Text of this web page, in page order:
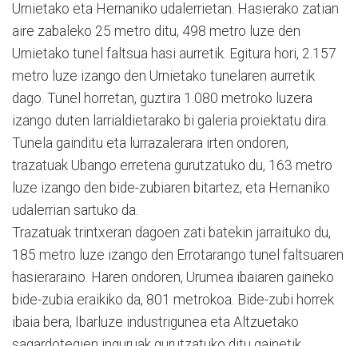
Urnietako eta Hernaniko udalerrietan. Hasierako zatian
aire zabaleko 25 metro ditu, 498 metro luze den
Urnietako tunel faltsua hasi aurretik. Egitura hori, 2.157
metro luze izango den Urnietako tunelaren aurretik
dago. Tunel horretan, guztira 1.080 metroko luzera
izango duten larrialdietarako bi galeria proiektatu dira.
Tunela gainditu eta lurrazalerara irten ondoren,
trazatuak Ubango erretena gurutzatuko du, 163 metro
luze izango den bide-zubiaren bitartez, eta Hernaniko
udalerrian sartuko da.
Trazatuak trintxeran dagoen zati batekin jarraituko du,
185 metro luze izango den Errotarango tunel faltsuaren
hasieraraino. Haren ondoren, Urumea ibaiaren gaineko
bide-zubia eraikiko da, 801 metrokoa. Bide-zubi horrek
ibaia bera, Ibarluze industrigunea eta Altzuetako